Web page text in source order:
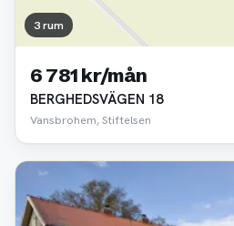
3 rum
6 781 kr/mån
BERGHEDSVÄGEN 18
Vansbrohem, Stiftelsen